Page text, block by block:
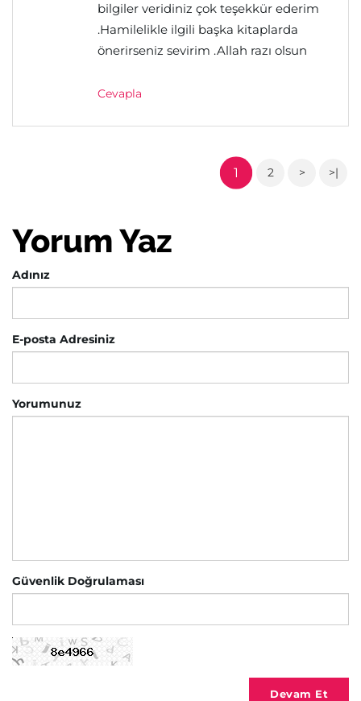
bilgiler veridiniz çok teşekkür ederim
.Hamilelikle ilgili başka kitaplarda
önerirseniz sevirim .Allah razı olsun
Cevapla
1 2 > >|
Yorum Yaz
Adınız
E-posta Adresiniz
Yorumunuz
Güvenlik Doğrulaması
Devam Et